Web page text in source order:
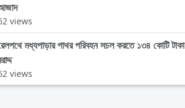
views
মধ্যপাড়ার পাথর পরিবহন সচল করতে ১৩৪ কোটি টাকা
views